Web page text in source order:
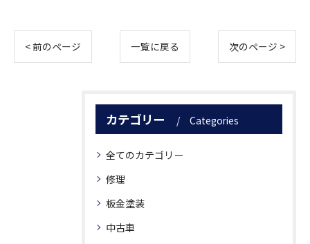
< 前のページ 一覧に戻る 次のページ >
カテゴリー Categories
全てのカテゴリー
修理
板金塗装
中古車